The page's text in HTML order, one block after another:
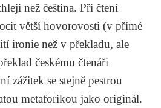
než čeština. Při čtení
větší hovorovosti (v přímé
ironie než v překladu, ale
českému čtenáři
zážitek se stejně pestrou
metaforikou jako originál.